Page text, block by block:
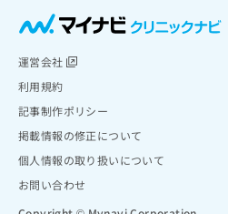
運営会社
利用規約
記事制作ポリシー
掲載情報の修正について
個人情報の取り扱いについて
お問い合わせ